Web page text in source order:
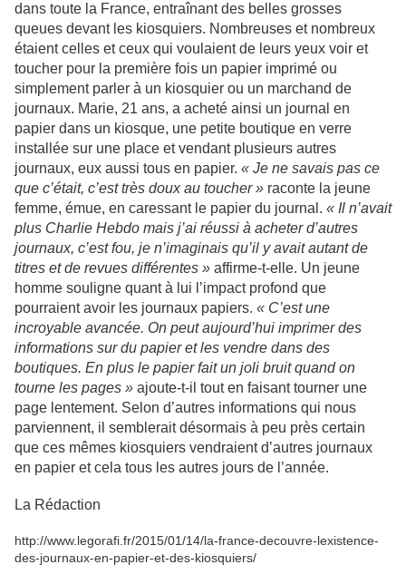
dans toute la France, entraînant des belles grosses
queues devant les kiosquiers. Nombreuses et nombreux
étaient celles et ceux qui voulaient de leurs yeux voir et
toucher pour la première fois un papier imprimé ou
simplement parler à un kiosquier ou un marchand de
journaux. Marie, 21 ans, a acheté ainsi un journal en
papier dans un kiosque, une petite boutique en verre
installée sur une place et vendant plusieurs autres
journaux, eux aussi tous en papier. « Je ne savais pas ce
que c’était, c’est très doux au toucher » raconte la jeune
femme, émue, en caressant le papier du journal. « Il n’avait
plus Charlie Hebdo mais j’ai réussi à acheter d’autres
journaux, c’est fou, je n’imaginais qu’il y avait autant de
titres et de revues différentes » affirme-t-elle. Un jeune
homme souligne quant à lui l’impact profond que
pourraient avoir les journaux papiers. « C’est une
incroyable avancée. On peut aujourd’hui imprimer des
informations sur du papier et les vendre dans des
boutiques. En plus le papier fait un joli bruit quand on
tourne les pages » ajoute-t-il tout en faisant tourner une
page lentement. Selon d’autres informations qui nous
parviennent, il semblerait désormais à peu près certain
que ces mêmes kiosquiers vendraient d’autres journaux
en papier et cela tous les autres jours de l’année.
La Rédaction
http://www.legorafi.fr/2015/01/14/la-france-decouvre-lexistence-
des-journaux-en-papier-et-des-kiosquiers/